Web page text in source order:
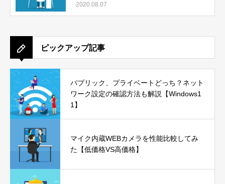
2020.08.07
ピックアップ記事
パブリック、プライベートどっち？ネット
ワーク設定の確認方法も解説【Windows1
1】
マイク内蔵WEBカメラを性能比較してみ
た【低価格VS高価格】